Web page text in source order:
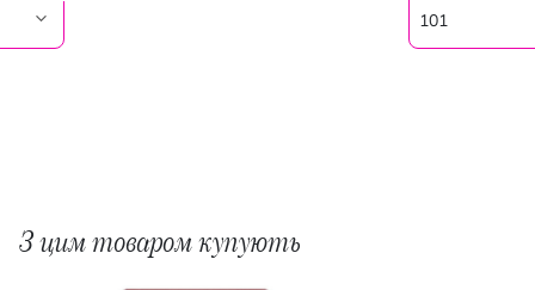
101
З цим товаром купують